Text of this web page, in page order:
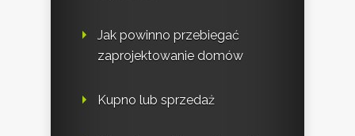
Jak powinno przebiegać
zaprojektowanie domów
Kupno lub sprzedaż